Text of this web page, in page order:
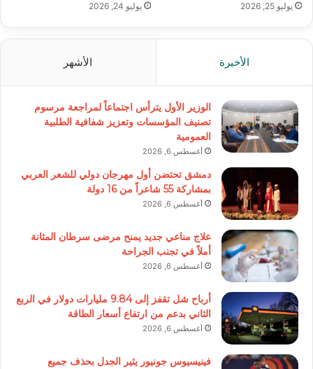
يوليو 25, 2026 يوليو 24, 2026
الأخيرة الأشهر
الوزير الأول يترأس اجتماعاً لمراجعة مرسوم
تصنيف المؤسسات وتعزيز شفافية الطلبية
العمومية
أغسطس 6, 2026
دمشق تحتضن أول مهرجان دولي للشعر العربي
بمشاركة 55 شاعراً من 16 دولة
أغسطس 6, 2026
علاج مناعي جديد يمنح مرضى سرطان المثانة
أملاً في تجنب الجراحة
أغسطس 6, 2026
أرباح شل تقفز إلى 9.84 مليارات دولار في الربع
الثاني بدعم من ارتفاع أسعار الطاقة
أغسطس 6, 2026
فينيسيوس جونيور يثير الجدل بحذف جميع